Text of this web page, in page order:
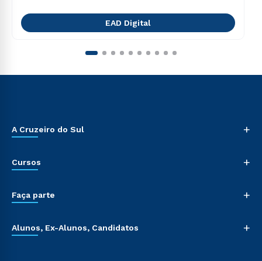
EAD Digital
A Cruzeiro do Sul +
Cursos +
Faça parte +
Alunos, Ex-Alunos, Candidatos +